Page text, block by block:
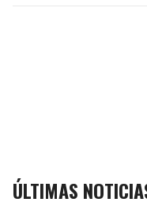
ÚLTIMAS